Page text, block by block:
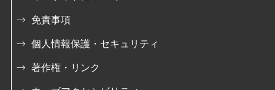
免責事項
個人情報保護・セキュリティ
著作権・リンク